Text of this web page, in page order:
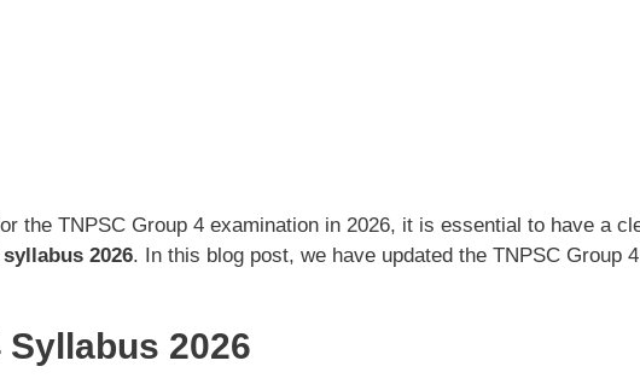
the TNPSC Group 4 examination in 2026, it is essential to have a
2026. In this blog post, we have updated the TNPSC Group 4
Syllabus 2026